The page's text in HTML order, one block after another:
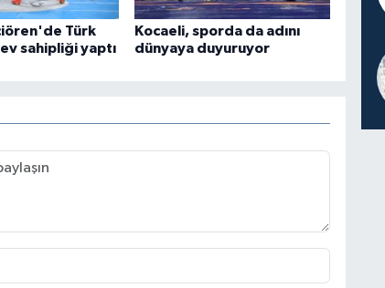
Türk
sahipliği yaptı
Kocaeli, sporda da adını
dünyaya duyuruyor